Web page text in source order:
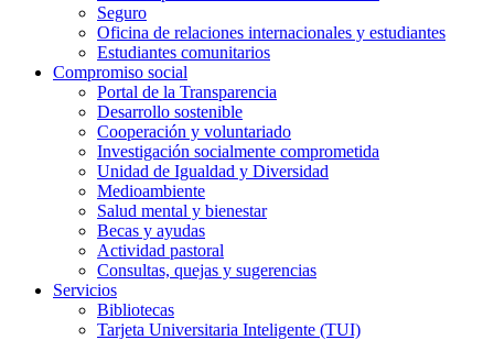
Seguro
Oficina de relaciones internacionales y estudiantes
Estudiantes comunitarios
Compromiso social
Portal de la Transparencia
Desarrollo sostenible
Cooperación y voluntariado
Investigación socialmente comprometida
Unidad de Igualdad y Diversidad
Medioambiente
Salud mental y bienestar
Becas y ayudas
Actividad pastoral
Consultas, quejas y sugerencias
Servicios
Bibliotecas
Tarjeta Universitaria Inteligente (TUI)